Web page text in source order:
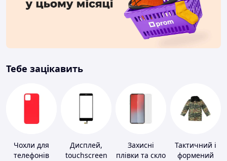
Тебе зацікавить
Чохли для
телефонів
Дисплей,
touchscreen
Захисні
плівки та скло
Тактичний і
формений